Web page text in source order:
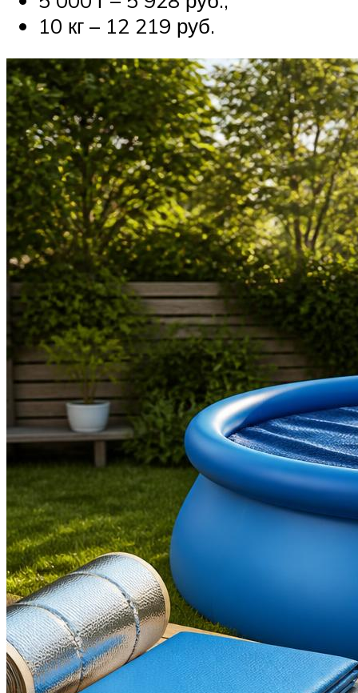
10 кг – 12 219 руб.